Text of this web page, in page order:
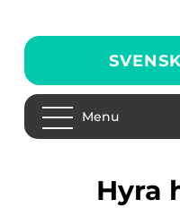
Menu